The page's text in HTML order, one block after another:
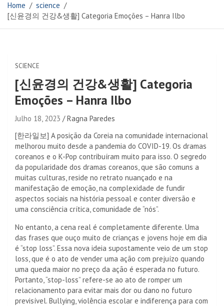
www.portalcascais.pt
Home
science
[신윤경의 건강&생활] Categoria Emoções – Hanra Ilbo
SCIENCE
[신윤경의 건강&생활] Categoria
Emoções – Hanra Ilbo
Julho 18, 2023
Ragna Paredes
[한라일보] A posição da Coreia na comunidade internacional
melhorou muito desde a pandemia do COVID-19. Os dramas
coreanos e o K-Pop contribuíram muito para isso. O segredo
da popularidade dos dramas coreanos, que são comuns a
muitas culturas, reside no retrato nuançado e na
manifestação de emoção, na complexidade de fundir
aspectos sociais na história pessoal e conter diversão e
uma consciência crítica, comunidade de “nós”.
No entanto, a cena real é completamente diferente. Uma
das frases que ouço muito de crianças e jovens hoje em dia
é “stop loss”. Essa nova ideia supostamente veio de um stop
loss, que é o ato de vender uma ação com prejuízo quando
uma queda maior no preço da ação é esperada no futuro.
Portanto, “stop-loss” refere-se ao ato de romper um
relacionamento para evitar mais dor ou dano no futuro
previsível. Bullying, violência escolar e indiferença para com